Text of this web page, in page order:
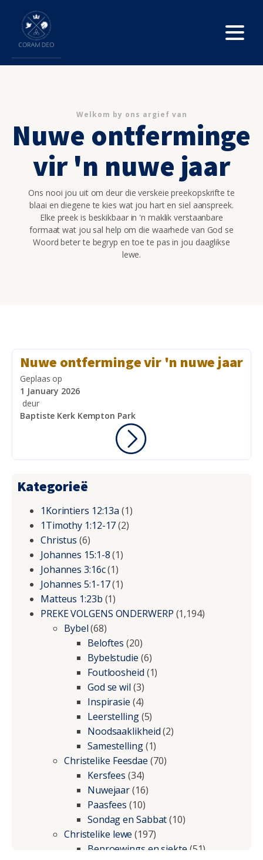
Welkom by ons argief van
Nuwe ontferminge
vir 'n nuwe jaar
Ons nooi jou uit om deur die verskeie preekopskrifte te
blaai en diegene te kies wat jou hart en siel aanspreek.
Elke preek is beskikbaar in 'n maklik verstaanbare
formaat wat jou sal help om die waarhede van God se
Woord beter te begryp en toe te pas in jou daaglikse
lewe.
Nuwe ontferminge vir 'n nuwe jaar
Geplaas op
1 January 2026
deur
Baptiste Kerk Kempton Park
Kategorieë
1Korintiers 12:13a (1)
1Timothy 1:12-17(2)
Christus (6)
Johannes 15:1-8(1)
Johannes 3:16c(1)
Johannes 5:1-17(1)
Matteus 1:23b (1)
PREKE VOLGENS ONDERWERP (1,194)
Bybel(68)
Beloftes (20)
Bybelstudie (6)
Foutloosheid (1)
God se wil (3)
Inspirasie (4)
Leerstelling(5)
Noodsaaklikheid(2)
Samestelling(1)
Christelike Feesdae (70)
Kersfees (34)
Nuwejaar(16)
Paasfees (10)
Sondag en Sabbat(10)
Christelike lewe (197)
Beproewings en siekte(51)